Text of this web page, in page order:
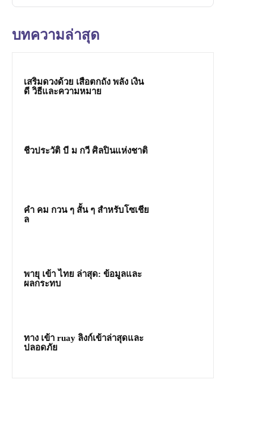
บทความล่าสุด
เสริมดวงด้วย เสือตกถัง พลัง เงิน
ดี วิธีและความหมาย
ชีวประวัติ บี ม กวี ศิลปินแห่งชาติ
คํา คม กวน ๆ สั้น ๆ สำหรับโซเชีย
ล
พายุ เข้า ไทย ล่าสุด: ข้อมูลและ
ผลกระทบ
ทาง เข้า ruay ลิงก์เข้าล่าสุดและ
ปลอดภัย